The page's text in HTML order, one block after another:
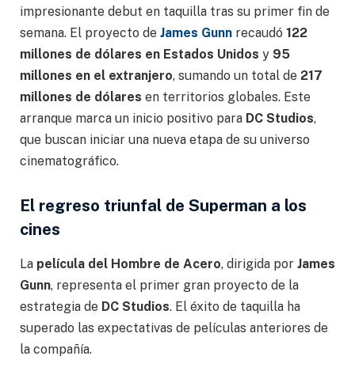
impresionante debut en taquilla tras su primer fin de
semana. El proyecto de James Gunn recaudó 122
millones de dólares en Estados Unidos y 95
millones en el extranjero, sumando un total de 217
millones de dólares en territorios globales. Este
arranque marca un inicio positivo para DC Studios,
que buscan iniciar una nueva etapa de su universo
cinematográfico.
El regreso triunfal de Superman a los
cines
La película del Hombre de Acero, dirigida por James
Gunn, representa el primer gran proyecto de la
estrategia de DC Studios. El éxito de taquilla ha
superado las expectativas de películas anteriores de
la compañía.